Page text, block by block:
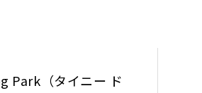
Park（タイニー ド